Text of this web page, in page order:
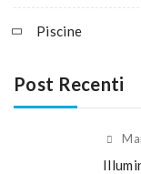
Piscine
Post Recenti